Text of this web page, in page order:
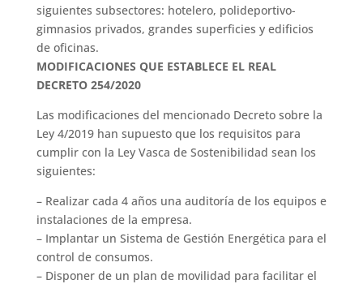
siguientes subsectores: hotelero, polideportivo-
gimnasios privados, grandes superficies y edificios
de oficinas.
MODIFICACIONES QUE ESTABLECE EL REAL
DECRETO 254/2020
Las modificaciones del mencionado Decreto sobre la
Ley 4/2019 han supuesto que los requisitos para
cumplir con la Ley Vasca de Sostenibilidad sean los
siguientes:
– Realizar cada 4 años una auditoría de los equipos e
instalaciones de la empresa.
– Implantar un Sistema de Gestión Energética para el
control de consumos.
– Disponer de un plan de movilidad para facilitar el